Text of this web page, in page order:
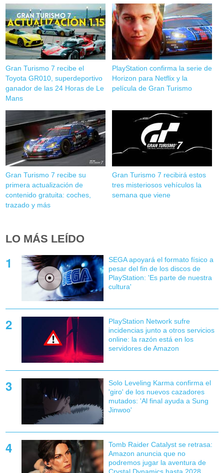
Gran Turismo 7 recibe el
Toyota GR010, superdeportivo
ganador de las 24 Horas de Le
Mans
PlayStation confirma la serie de
Horizon para Netflix y la
película de Gran Turismo
Gran Turismo 7 recibe su
primera actualización de
contenido gratuita: coches,
trazado y más
Gran Turismo 7 recibirá estos
tres misteriosos vehículos la
semana que viene
LO MÁS LEÍDO
SEGA apoyará el formato físico a
pesar del fin de los discos de
PlayStation: 'Es parte de nuestra
cultura'
PlayStation Network sufre
incidencias junto a otros servicios
online: la razón está en los
servidores de Amazon
Solo Leveling Karma confirma el
'giro' de los nuevos cazadores
mutados: 'Al final ayuda a Sung
Jinwoo'
Tomb Raider Catalyst se retrasa:
Amazon anuncia que no
podremos jugar la aventura de